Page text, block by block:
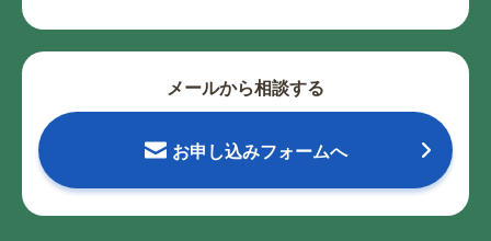
メールから相談する
お申し込みフォームへ